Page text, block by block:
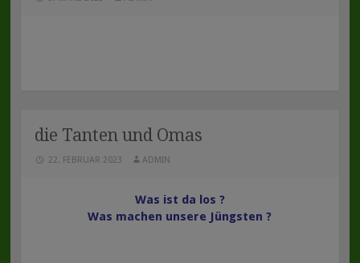
die Tanten und Omas
22. FEBRUAR 2023 ADMIN
Was ist da los ?
Was machen unsere Jüngsten ?